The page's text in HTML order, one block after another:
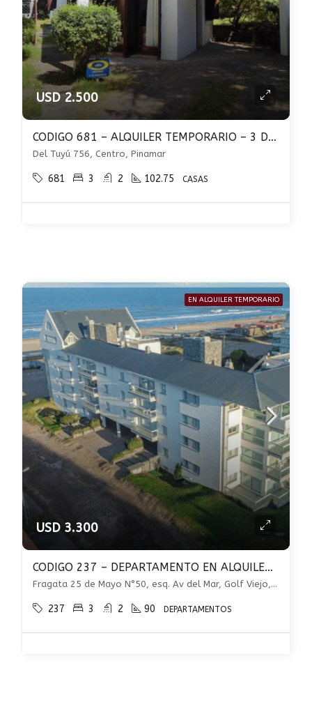
USD 2.500
CODIGO 681 – ALQUILER TEMPORARIO – 3 DORMITORIOS – PARRILLA – PINAMAR CENTRO
Del Tuyú 756, Centro, Pinamar
681 3 2 102.75 CASAS
EN ALQUILER TEMPORARIO
USD 3.300
CODIGO 237 – DEPARTAMENTO EN ALQUILER – 4 AMBIENTES FRENTE AL MAR – PINAMAR
Fragata 25 de Mayo N°50, esq. Av del Mar, Golf Viejo, Pinamar
237 3 2 90 DEPARTAMENTOS